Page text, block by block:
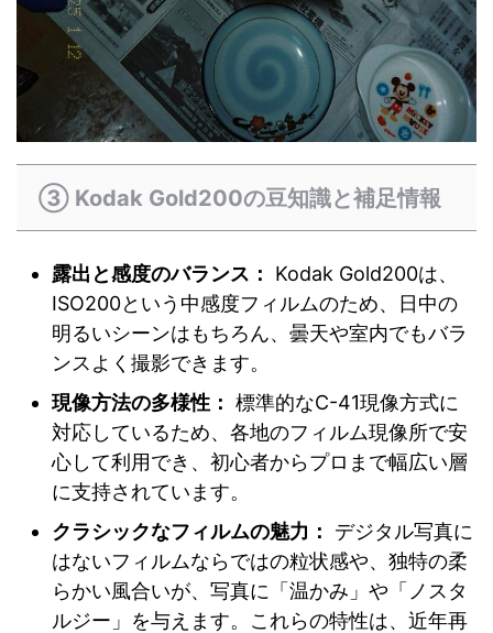
③ Kodak Gold200の豆知識と補足情報
露出と感度のバランス：
Kodak Gold200は、
ISO200という中感度フィルムのため、日中の
明るいシーンはもちろん、曇天や室内でもバラ
ンスよく撮影できます。
現像方法の多様性： 標準的なC-41現像方式に
対応しているため、各地のフィルム現像所で安
心して利用でき、初心者からプロまで幅広い層
に支持されています。
クラシックなフィルムの魅力：
デジタル写真に
はないフィルムならではの粒状感や、独特の柔
らかい風合いが、写真に「温かみ」や「ノスタ
ルジー」を与えます。これらの特性は、近年再